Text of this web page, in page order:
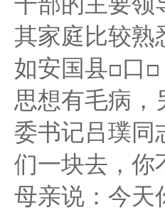
干部的主要领
其家庭比较熟
如安国县□口 □
思想有毛病，
委书记吕璞同
们一块去，你
母亲说：今天